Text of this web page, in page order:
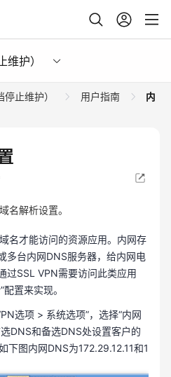
护）
停止维护） 用户指南
内
名解析设置。
名才能访问的资源应用。内网存
多台内网DNS服务器，给内网电
过SSL VPN需要访问此类应用
置来实现。
选项 > 系统选项”，选择“内网
DNS和备选DNS处设置客户的
下图内网DNS为172.29.12.11和1